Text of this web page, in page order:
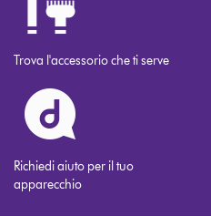
Trova l'accessorio che ti serve
Richiedi aiuto per il tuo
apparecchio